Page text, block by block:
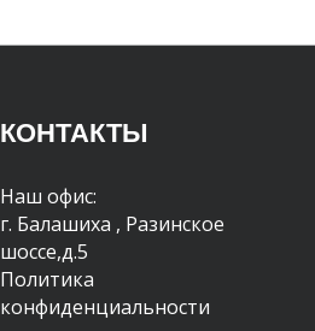
КОНТАКТЫ
Наш офис:
г. Балашиха , Разинское
шоссе,д.5
Политика
конфиденциальности